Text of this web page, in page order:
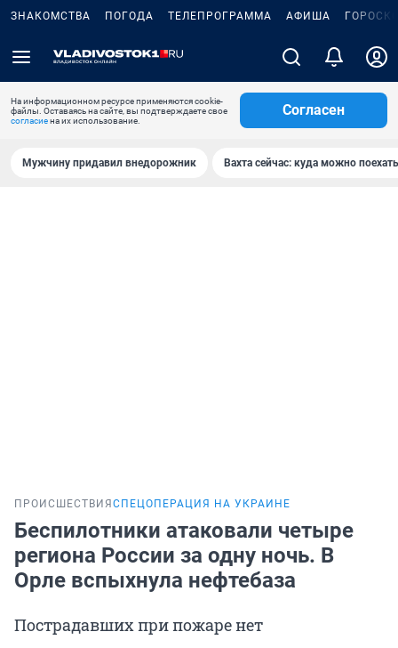
ЗНАКОМСТВА ПОГОДА ТЕЛЕПРОГРАММА АФИША
На информационном ресурсе применяются cookie-
файлы. Оставаясь на сайте, вы подтверждаете свое
согласиена их использование.
Согласен
Мужчину придавил внедорожник Вахта сейчас: куда можно
ПРОИСШЕСТВИЯ СПЕЦОПЕРАЦИЯ НА УКРАИНЕ
Беспилотники атаковали четыре
региона России за одну ночь. В
Орле вспыхнула нефтебаза
Пострадавших при пожаре нет